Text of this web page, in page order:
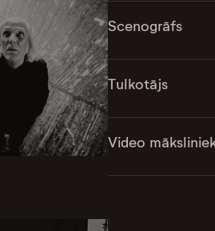
Scenogrāfs
Tulkotājs
Video